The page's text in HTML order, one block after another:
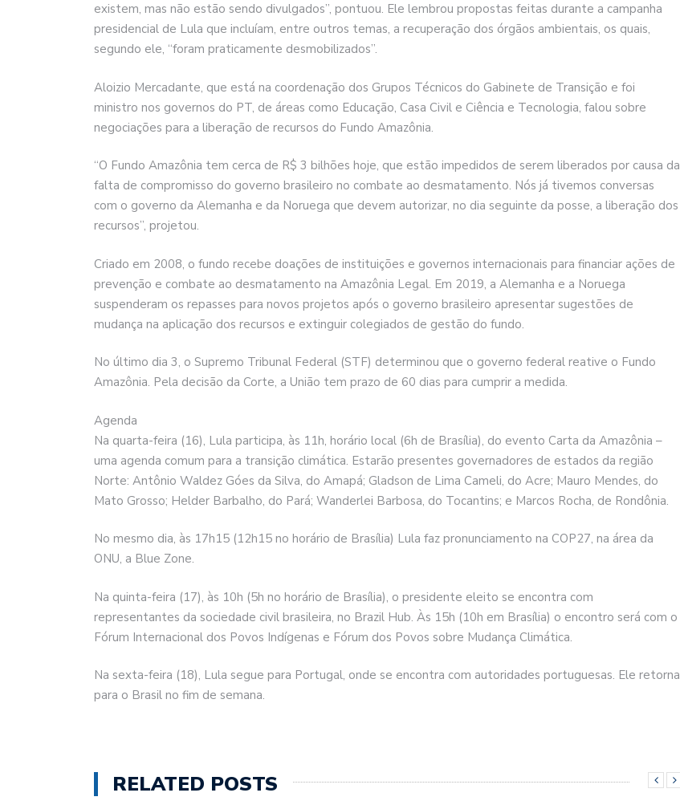
existem, mas não estão sendo divulgados”, pontuou. Ele lembrou propostas feitas durante a campanha
presidencial de Lula que incluíam, entre outros temas, a recuperação dos órgãos ambientais, os quais,
segundo ele, “foram praticamente desmobilizados”.
Aloizio Mercadante, que está na coordenação dos Grupos Técnicos do Gabinete de Transição e foi
ministro nos governos do PT, de áreas como Educação, Casa Civil e Ciência e Tecnologia, falou sobre
negociações para a liberação de recursos do Fundo Amazônia.
“O Fundo Amazônia tem cerca de R$ 3 bilhões hoje, que estão impedidos de serem liberados por causa da
falta de compromisso do governo brasileiro no combate ao desmatamento. Nós já tivemos conversas
com o governo da Alemanha e da Noruega que devem autorizar, no dia seguinte da posse, a liberação dos
recursos”, projetou.
Criado em 2008, o fundo recebe doações de instituições e governos internacionais para financiar ações de
prevenção e combate ao desmatamento na Amazônia Legal. Em 2019, a Alemanha e a Noruega
suspenderam os repasses para novos projetos após o governo brasileiro apresentar sugestões de
mudança na aplicação dos recursos e extinguir colegiados de gestão do fundo.
No último dia 3, o Supremo Tribunal Federal (STF) determinou que o governo federal reative o Fundo
Amazônia. Pela decisão da Corte, a União tem prazo de 60 dias para cumprir a medida.
Agenda
Na quarta-feira (16), Lula participa, às 11h, horário local (6h de Brasília), do evento Carta da Amazônia –
uma agenda comum para a transição climática. Estarão presentes governadores de estados da região
Norte: Antônio Waldez Góes da Silva, do Amapá; Gladson de Lima Cameli, do Acre; Mauro Mendes, do
Mato Grosso; Helder Barbalho, do Pará; Wanderlei Barbosa, do Tocantins; e Marcos Rocha, de Rondônia.
No mesmo dia, às 17h15 (12h15 no horário de Brasília) Lula faz pronunciamento na COP27, na área da
ONU, a Blue Zone.
Na quinta-feira (17), às 10h (5h no horário de Brasília), o presidente eleito se encontra com
representantes da sociedade civil brasileira, no Brazil Hub. Às 15h (10h em Brasília) o encontro será com o
Fórum Internacional dos Povos Indígenas e Fórum dos Povos sobre Mudança Climática.
Na sexta-feira (18), Lula segue para Portugal, onde se encontra com autoridades portuguesas. Ele retorna
para o Brasil no fim de semana.
RELATED POSTS